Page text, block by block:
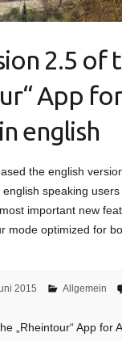
2.5 of
App for
english
the english
english speaking
important new
mode optimized for
2015 Allgemein
„Rheintour“ App for